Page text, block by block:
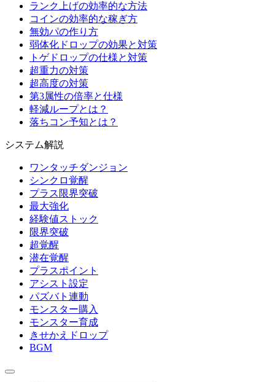
ランク上げの効率的な方法
コインの効率的な稼ぎ方
無効パの作り方
弱体化ドロップの効果と対策
トゲドロップの仕様と対策
超重力の対策
超高度の対策
第3属性の倍率と仕様
軽減ループとは？
落ちコン予知とは？
システム解説
ワンタッチダンジョン
シンクロ覚醒
プラス限界突破
最大強化
経験値ストック
限界突破
超覚醒
潜在覚醒
プラスポイント
アシスト設定
パズバト連動
モンスター購入
モンスター育成
きせかえドロップ
BGM